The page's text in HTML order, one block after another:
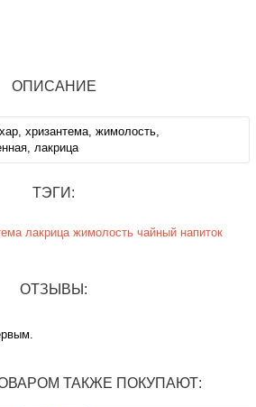
ОПИСАНИЕ
хризантема, жимолость,
лакрица
ТЭГИ:
лакрица жимолость чайный напиток
ОТЗЫВЫ:
ТАКЖЕ ПОКУПАЮТ: